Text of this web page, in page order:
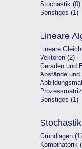
Stochastik (0)
Sonstiges (1)
Lineare
Lineare
Vektoren (2)
Geraden und
Abstände und
Sonstiges (1)
Stochastik
Grundlagen
Kombinatorik